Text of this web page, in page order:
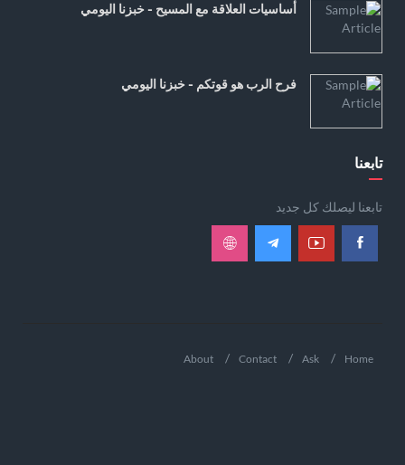
أساسيات العلاقة مع المسيح - خبزنا اليومي
فرح الرب هو قوتكم - خبزنا اليومي
تابعنا
تابعنا ليصلك كل جديد
Home
Ask
Contact
About